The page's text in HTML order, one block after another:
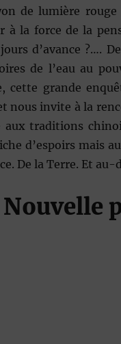
de lumière
à la force de la
d’avance ?….
de l’eau au
cette grande
nous invite à la
aux traditions
d’espoirs mais
De la Terre. Et au-